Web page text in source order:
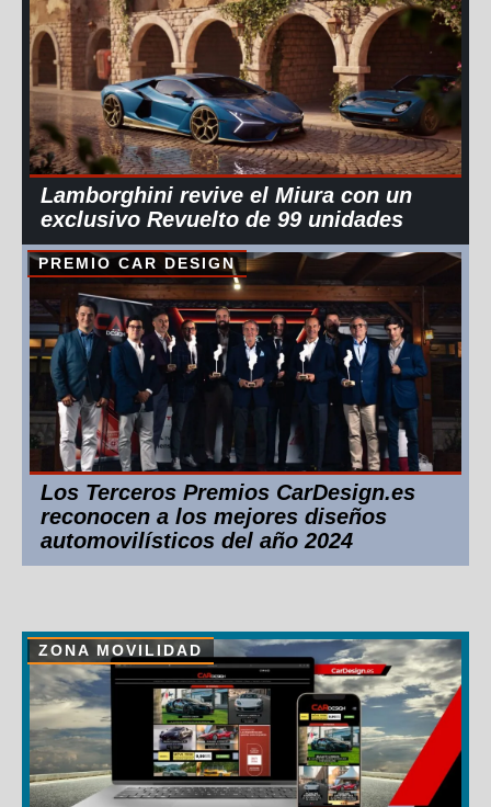
Lamborghini revive el Miura con un
exclusivo Revuelto de 99 unidades
PREMIO CAR DESIGN
Los Terceros Premios CarDesign.es
reconocen a los mejores diseños
automovilísticos del año 2024
ZONA MOVILIDAD